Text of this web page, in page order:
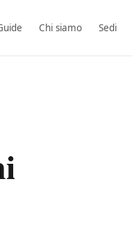
Chi siamo Sedi